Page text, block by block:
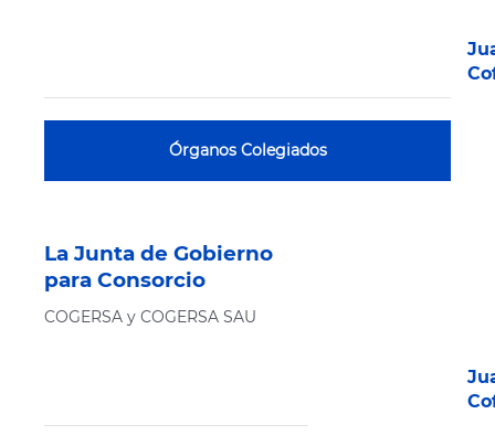
Órganos Colegiados
La Junta de Gobierno
para Consorcio
COGERSA y COGERSA SAU